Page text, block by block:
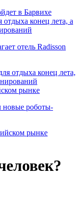
конец лета, а
отель Radisson
рынке
новые роботы-